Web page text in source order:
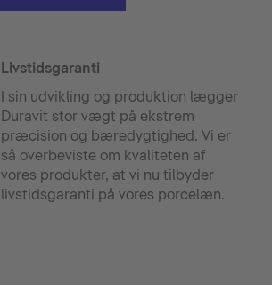
Livstidsgaranti
I sin udvikling og produktion lægger
Duravit stor vægt på ekstrem
præcision og bæredygtighed. Vi er
så overbeviste om kvaliteten af
vores produkter, at vi nu tilbyder
livstidsgaranti på vores porcelæn.